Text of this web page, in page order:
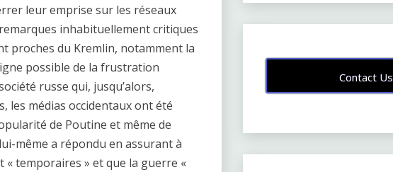
leur emprise sur les réseaux
inhabituellement critiques
proches du Kremlin, notamment la
possible de la frustration
russe qui, jusqu’alors,
les médias occidentaux ont été
de Poutine et même de
même a répondu en assurant à
temporaires » et que la guerre «
Contact Us